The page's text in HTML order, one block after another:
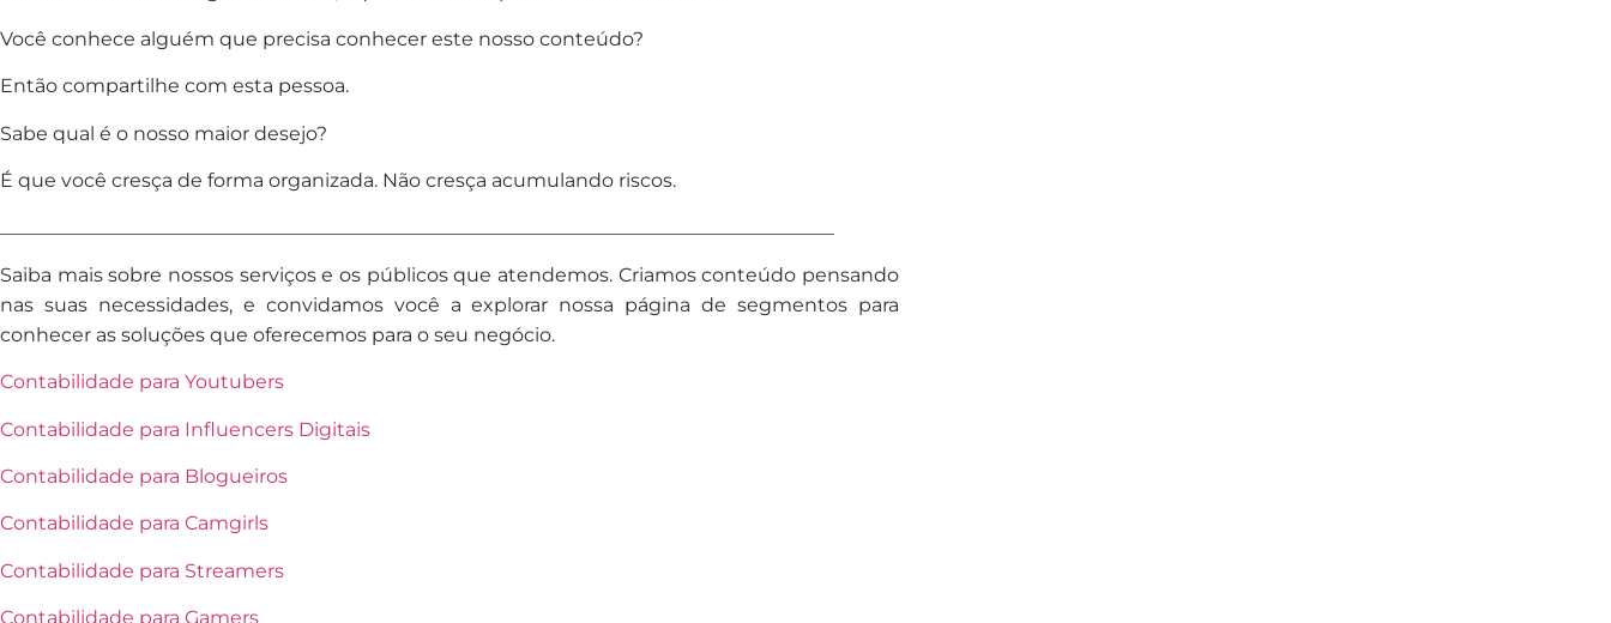
Você conhece alguém que precisa conhecer este nosso conteúdo?
Então compartilhe com esta pessoa.
Sabe qual é o nosso maior desejo?
É que você cresça de forma organizada. Não cresça acumulando riscos.
Saiba mais sobre nossos serviços e os públicos que atendemos. Criamos conteúdo pensando
nas suas necessidades, e convidamos você a explorar nossa página de segmentos para
conhecer as soluções que oferecemos para o seu negócio.
Contabilidade para Youtubers
Contabilidade para Influencers Digitais
Contabilidade para Blogueiros
Contabilidade para Camgirls
Contabilidade para Streamers
Contabilidade para Gamers